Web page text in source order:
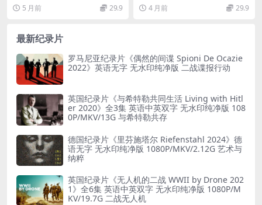
政
娜・帕拉韦尔和吕西安・卡斯坦因
–... 5 月前 29.9
净版 1080P/MKV/8.27G 工业
Magic 2023》第二季全...
4 月前 29.9
最新纪录片
罗马尼亚纪录片《偶然的间谍 Spioni De Ocazie
2022》英语无字 无水印纯净版 二战谍报行动
英国纪录片《与希特勒共同生活 Living with Hitl
er 2020》全3集 英语中英双字 无水印纯净版 108
0P/MKV/13G 与希特勒共存
德国纪录片《里芬施塔尔 Riefenstahl 2024》德
语无字 无水印纯净版 1080P/MKV/2.12G 艺术与
纳粹
英国纪录片《无人机的二战 WWII by Drone 202
1》全6集 英语中英双字 无水印纯净版 1080P/M
KV/19.7G 二战无人机